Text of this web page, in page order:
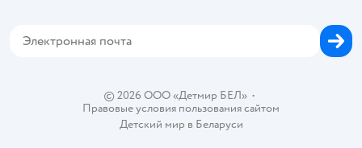
© 2026 ООО «Детмир БЕЛ»•
Правовые условия пользования сайтом
Детский мир в Беларуси